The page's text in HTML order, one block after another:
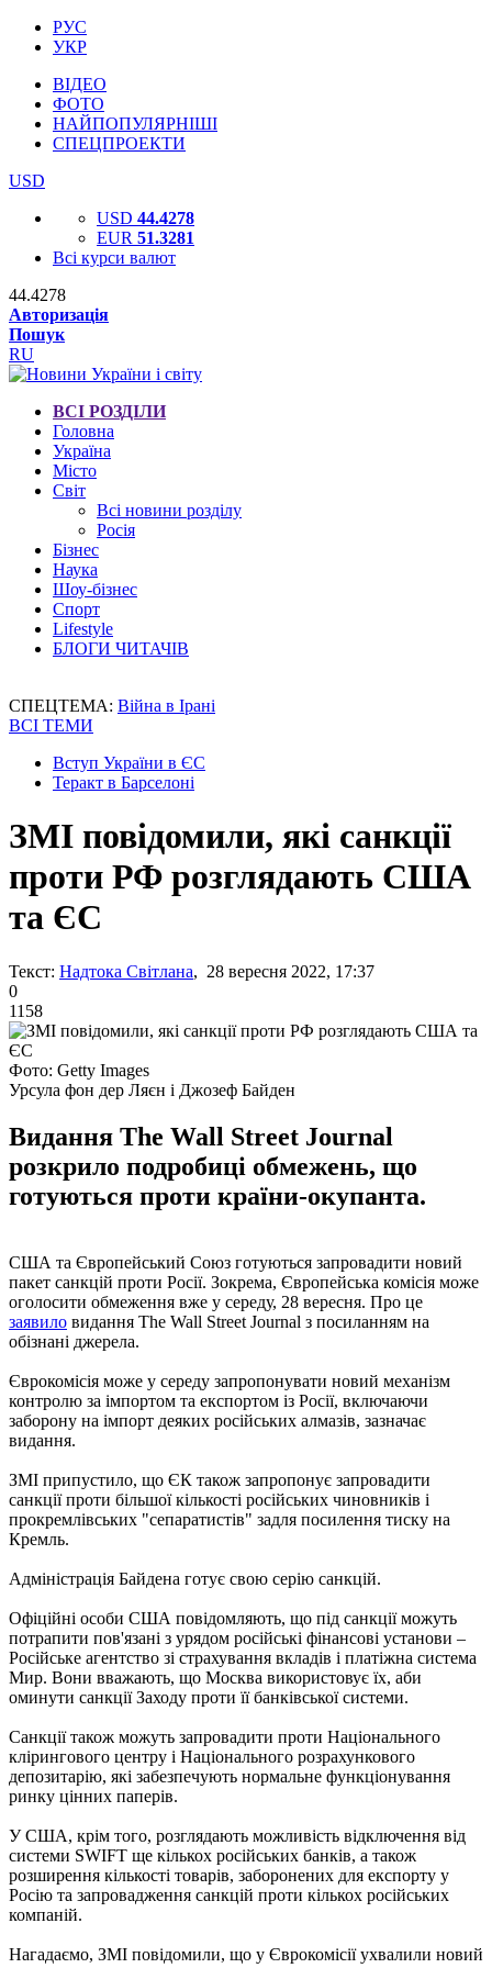
РУС
УКР
ВІДЕО
ФОТО
НАЙПОПУЛЯРНІШІ
СПЕЦПРОЕКТИ
USD
USD 44.4278
EUR 51.3281
Всі курси валют
44.4278
Авторизація
Пошук
RU
ВСІ РОЗДІЛИ
Головна
Україна
Місто
Світ
Всі новини розділу
Росія
Бізнес
Наука
Шоу-бізнес
Спорт
Lifestyle
БЛОГИ ЧИТАЧІВ
СПЕЦТЕМА: Війна в Ірані
ВСІ ТЕМИ
Вступ України в ЄС
Теракт в Барселоні
ЗМІ повідомили, які санкції
проти РФ розглядають США
та ЄС
Текст: Надтока Світлана, 28 вересня 2022, 17:37
0
1158
Фото: Getty Images
Урсула фон дер Ляєн і Джозеф Байден
Видання The Wall Street Journal
розкрило подробиці обмежень, що
готуються проти країни-окупанта.
США та Європейський Союз готуються запровадити новий
пакет санкцій проти Росії. Зокрема, Європейська комісія може
оголосити обмеження вже у середу, 28 вересня. Про це
заявило видання The Wall Street Journal з посиланням на
обізнані джерела.
Єврокомісія може у середу запропонувати новий механізм
контролю за імпортом та експортом із Росії, включаючи
заборону на імпорт деяких російських алмазів, зазначає
видання.
ЗМІ припустило, що ЄК також запропонує запровадити
санкції проти більшої кількості російських чиновників і
прокремлівських "сепаратистів" задля посилення тиску на
Кремль.
Адміністрація Байдена готує свою серію санкцій.
Офіційні особи США повідомляють, що під санкції можуть
потрапити пов'язані з урядом російські фінансові установи –
Російське агентство зі страхування вкладів і платіжна система
Мир. Вони вважають, що Москва використовує їх, аби
оминути санкції Заходу проти її банківської системи.
Санкції також можуть запровадити проти Національного
клірингового центру і Національного розрахункового
депозитарію, які забезпечують нормальне функціонування
ринку цінних паперів.
У США, крім того, розглядають можливість відключення від
системи SWIFT ще кількох російських банків, а також
розширення кількості товарів, заборонених для експорту у
Росію та запровадження санкцій проти кількох російських
компаній.
Нагадаємо, ЗМІ повідомили, що у Єврокомісії ухвалили новий